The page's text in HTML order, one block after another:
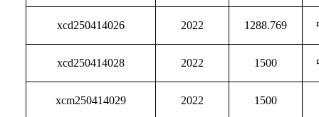
xcd250414026 2022 1288.769
xcd250414028 2022 1500
xcm250414029 2022 1500